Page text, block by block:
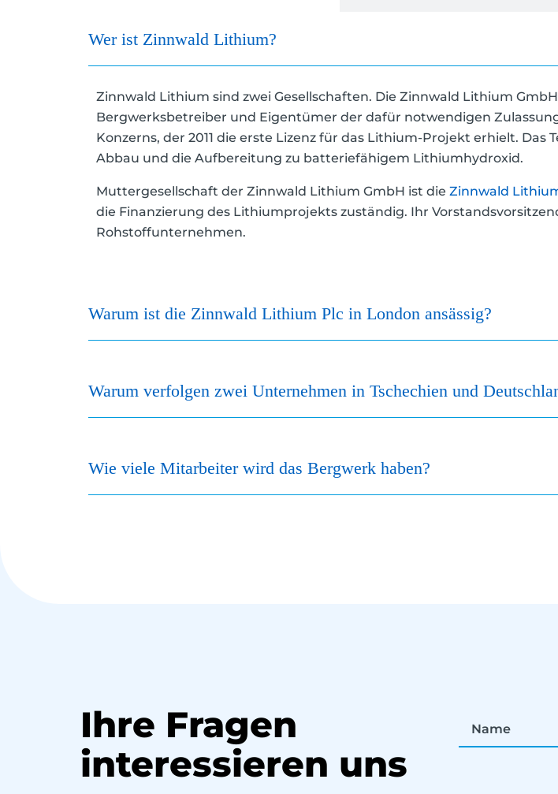
Wer ist Zinnwald Lithium?
Zinnwald Lithium sind zwei Gesellschaften. Die Zinnwald Lithium
Bergwerksbetreiber und Eigentümer der dafür notwendigen
Konzerns, der 2011 die erste Lizenz für das Lithium-Projekt erhielt. Das
Abbau und die Aufbereitung zu batteriefähigem Lithiumhydroxid.
Muttergesellschaft der Zinnwald Lithium GmbH ist die Zinnwald
die Finanzierung des Lithiumprojekts zuständig. Ihr
Rohstoffunternehmen.
Warum ist die Zinnwald Lithium Plc in London ansässig?
Warum verfolgen zwei Unternehmen in Tschechien und
Wie viele Mitarbeiter wird das Bergwerk haben?
Ihre Fragen
interessieren uns